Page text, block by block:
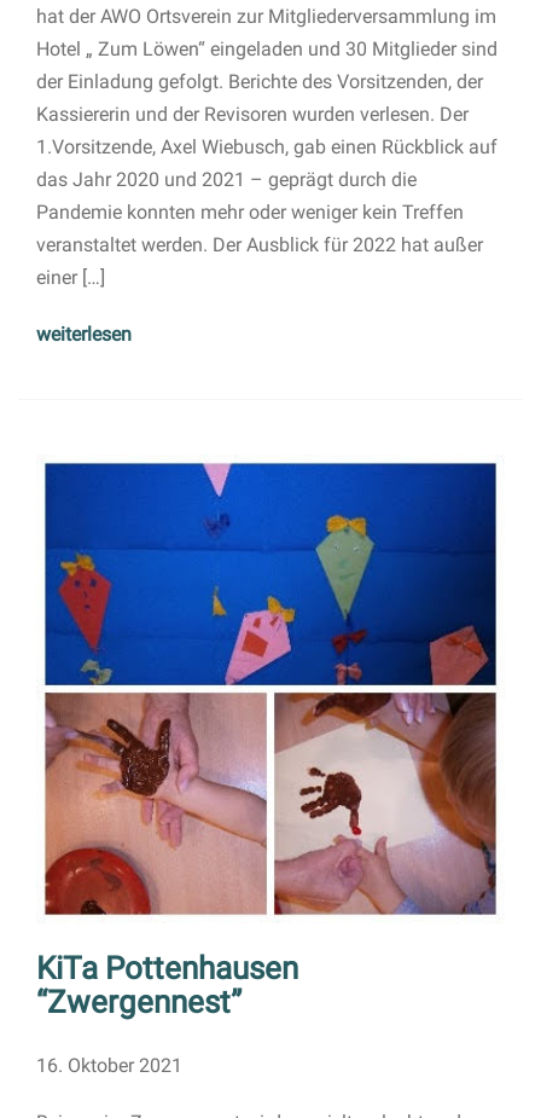
hat der AWO Ortsverein zur Mitgliederversammlung im
Hotel „ Zum Löwen“ eingeladen und 30 Mitglieder sind
der Einladung gefolgt. Berichte des Vorsitzenden, der
Kassiererin und der Revisoren wurden verlesen. Der
1.Vorsitzende, Axel Wiebusch, gab einen Rückblick auf
das Jahr 2020 und 2021 – geprägt durch die
Pandemie konnten mehr oder weniger kein Treffen
veranstaltet werden. Der Ausblick für 2022 hat außer
einer […]
weiterlesen
KiTa Pottenhausen
“Zwergennest”
16. Oktober 2021